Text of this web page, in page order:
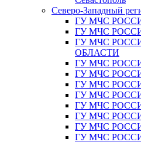
Северо-Западный
ГУ МЧС
ГУ МЧС
ГУ МЧС
ОБЛАСТИ
ГУ МЧС
ГУ МЧС
ГУ МЧС
ГУ МЧС
ГУ МЧС
ГУ МЧС
ГУ МЧС
ГУ МЧС